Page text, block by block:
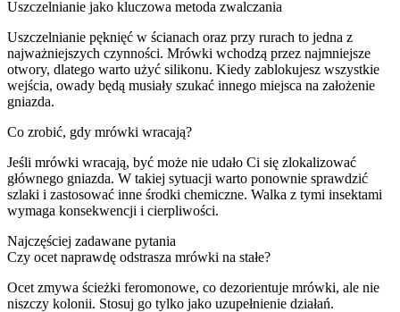
Uszczelnianie jako kluczowa metoda zwalczania
Uszczelnianie pęknięć w ścianach oraz przy rurach to jedna z
najważniejszych czynności. Mrówki wchodzą przez najmniejsze
otwory, dlatego warto użyć silikonu. Kiedy zablokujesz wszystkie
wejścia, owady będą musiały szukać innego miejsca na założenie
gniazda.
Co zrobić, gdy mrówki wracają?
Jeśli mrówki wracają, być może nie udało Ci się zlokalizować
głównego gniazda. W takiej sytuacji warto ponownie sprawdzić
szlaki i zastosować inne środki chemiczne. Walka z tymi insektami
wymaga konsekwencji i cierpliwości.
Najczęściej zadawane pytania
Czy ocet naprawdę odstrasza mrówki na stałe?
Ocet zmywa ścieżki feromonowe, co dezorientuje mrówki, ale nie
niszczy kolonii. Stosuj go tylko jako uzupełnienie działań.